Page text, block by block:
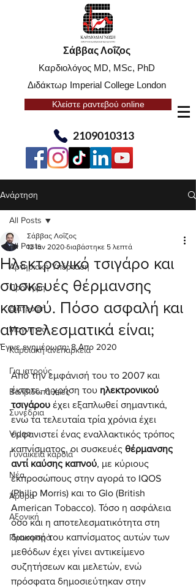
Σάββας Λοΐζος
Καρδιολόγος MD, MSc, PhD
Διδάκτωρ Imperial College London
Κλείστε ραντεβού online
2109010313
Ανάρτηση
All Posts
Αρτηριακή Υπέρταση
Πρόληψη
Διατροφή
Μαγνητική
Καρδιακή ανεπάρκεια
Για ιατρούς
Βαλβιδοπάθειες
Συνέδρια
Video
Γυναικεία καρδιά
Νέα
Άρθρα
Αξονική
Προσφορά
All Posts
Ηλεκτρονικό τσιγάρο και
συσκευές θέρμανσης
καπνού. Πόσο ασφαλή και
αποτελεσματικά είναι;
Σάββας Λοΐζος
12 Ιαν 2020 διαβάστηκε 5 λεπτά
Έγινε ενημέρωση:8 Απρ 2020
Από την εμφάνισή του το 2007 και
έκτοτε, η χρήση του ηλεκτρονικού
τσιγάρου έχει εξαπλωθεί σημαντικά,
ενώ τα τελευταία τρία χρόνια έχει
εμφανιστεί ένας εναλλακτικός τρόπος
καπνίσματος, οι συσκευές θέρμανσης
αντί καύσης καπνού, με κύριους
εκπροσώπους στην αγορά το IQOS
(Philip Morris) και το Glo (British
American Tobacco). Τόσο η ασφάλεια
όσο και η αποτελεσματικότητα στη
διακοπή του καπνίσματος αυτών των
μεθόδων έχει γίνει αντικείμενο
συζητήσεων και μελετών, ενώ
πρόσφατα δημοσιεύτηκαν στην